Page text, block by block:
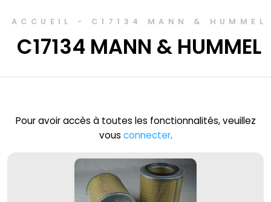
ACCUEIL - C17134 MANN & HUMMEL
C17134 MANN & HUMMEL
Pour avoir accès à toutes les fonctionnalités, veuillez
vous connecter.